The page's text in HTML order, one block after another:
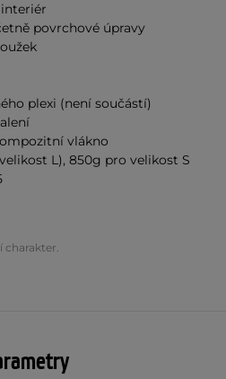
povrchové úpravy
plexi (není součástí)
vlákno
L), 850g pro velikost S
charakter.